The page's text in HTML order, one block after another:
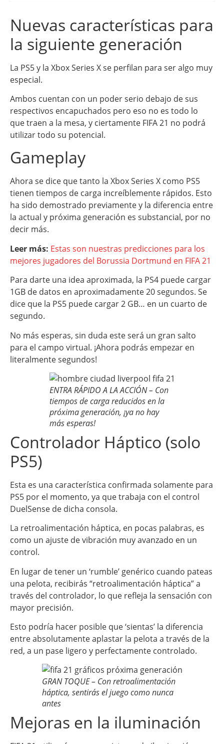
Nuevas características para
la siguiente generación
La PS5 y la Xbox Series X se perfilan para ser algo muy
especial.
Ambos cuentan con un poder serio debajo de sus
respectivos encapuchados pero eso no es todo lo
que traen a la mesa, y ciertamente FIFA 21 no podrá
utilizar todo su potencial.
Gameplay
Ahora se dice que tanto la Xbox Series X como PS5
tienen tiempos de carga increíblemente rápidos. Esto
ha sido demostrado previamente y la diferencia entre
la actual y próxima generación es substancial, por no
decir más.
Leer más: Estas son nuestras predicciones para los
mejores jugadores del Borussia Dortmund en FIFA 21
Para darte una idea aproximada, la PS4 puede cargar
1GB de datos en aproximadamente 20 segundos. Se
dice que la PS5 puede cargar 2 GB… en un cuarto de
segundo.
No más esperas, sin duda este será un gran salto
para el campo virtual. ¡Ahora podrás empezar en
literalmente segundos!
ENTRA RÁPIDO A LA ACCIÓN – Con
tiempos de carga reducidos en la
próxima generación, ¡ya no hay
más esperas!
Controlador Háptico (solo
PS5)
Esta es una característica confirmada solamente para
PS5 por el momento, ya que trabaja con el control
DuelSense de dicha consola.
La retroalimentación háptica, en pocas palabras, es
como un ajuste de vibración muy avanzado en un
control.
En lugar de tener un ‘rumble’ genérico cuando pateas
una pelota, recibirás “retroalimentación háptica” a
través del controlador, lo que refleja la sensación con
mayor precisión.
Esto podría hacer posible que ‘sientas’ la diferencia
entre absolutamente aplastar la pelota a través de la
red, a un pase ligero y perfectamente controlado.
GRAN TOQUE – Con retroalimentación
háptica, sentirás el juego como nunca
antes
Mejoras en la iluminación